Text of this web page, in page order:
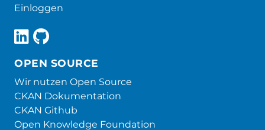
Einloggen
OPEN SOURCE
Wir nutzen Open Source
CKAN Dokumentation
CKAN Github
Open Knowledge Foundation